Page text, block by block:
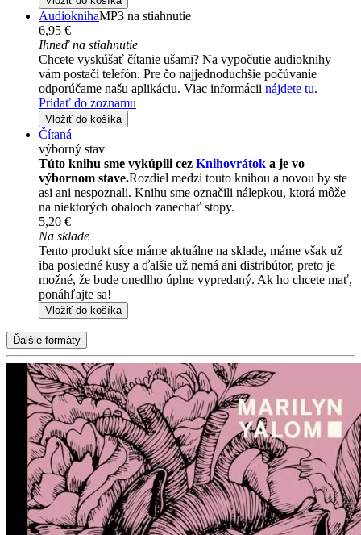
AudioknihaMP3 na stiahnutie
6,95 €
Ihneď na stiahnutie
Chcete vyskúšať čítanie ušami? Na vypočutie audioknihy
vám postačí telefón. Pre čo najjednoduchšie počúvanie
odporúčame našu aplikáciu. Viac informácii nájdete tu.
Pridať do zoznamu
Vložiť do košíka
Čítaná
výborný stav
Túto knihu sme vykúpili cez Knihovrátok a je vo
výbornom stave.Rozdiel medzi touto knihou a novou by ste
asi ani nespoznali. Knihu sme označili nálepkou, ktorá môže
na niektorých obaloch zanechať stopy.
5,20 €
Na sklade
Tento produkt síce máme aktuálne na sklade, máme však už
iba posledné kusy a ďalšie už nemá ani distribútor, preto je
možné, že bude onedlho úplne vypredaný. Ak ho chcete mať,
ponáhľajte sa!
Vložiť do košíka
Ďalšie formáty